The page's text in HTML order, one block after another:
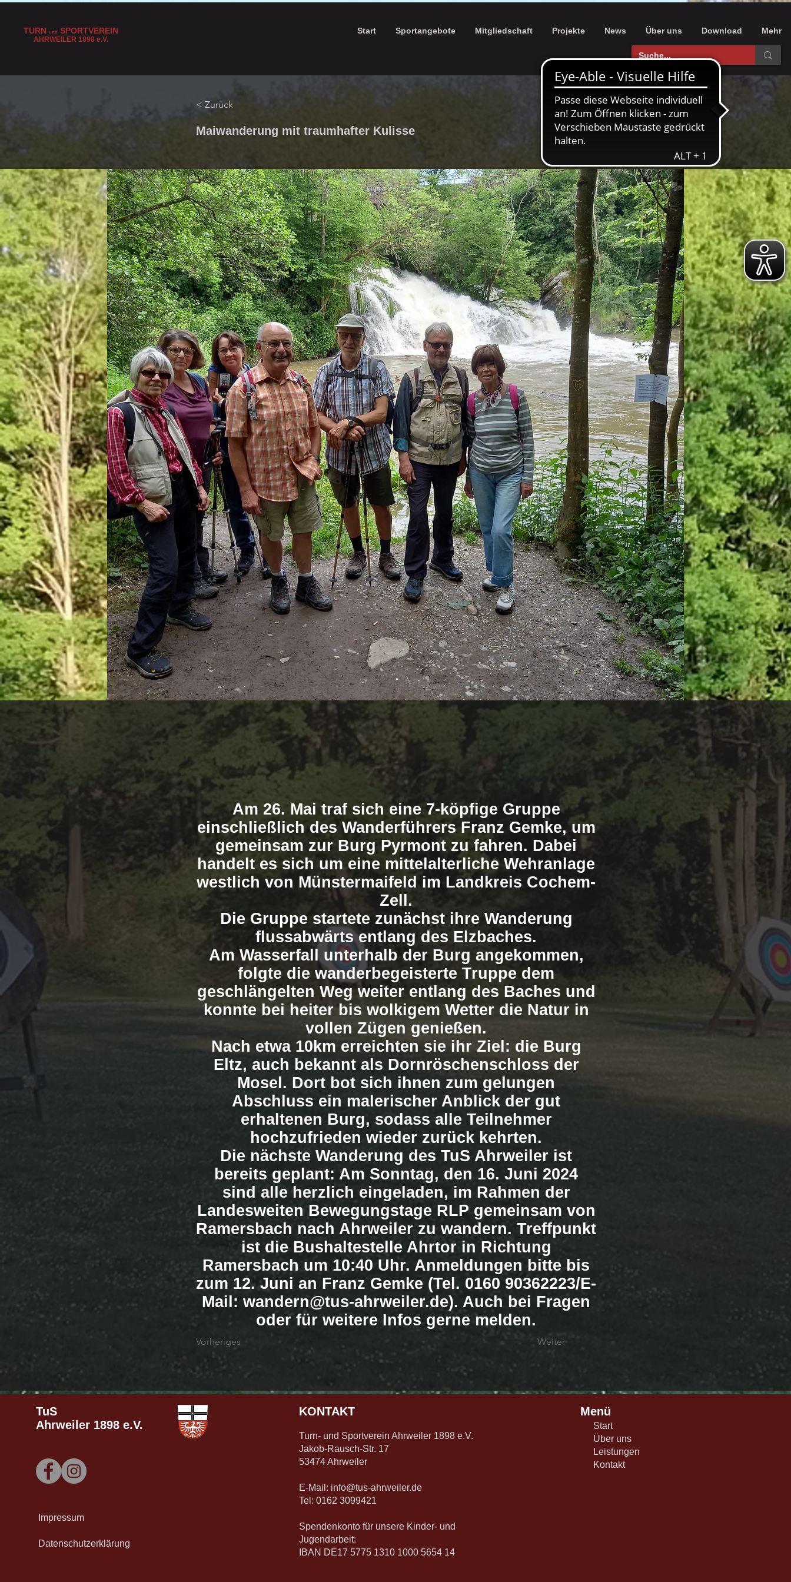
TURN undSPORTVEREIN
AHRWEILER 1898 e.V.
Start Sportangebote Mitgliedschaft Projekte News Über uns Download Mehr
< Zurück
Maiwanderung mit traumhafter Kulisse
Am 26. Mai traf sich eine 7-köpfige Gruppe
einschließlich des Wanderführers Franz Gemke, um
gemeinsam zur Burg Pyrmont zu fahren. Dabei
handelt es sich um eine mittelalterliche Wehranlage
westlich von Münstermaifeld im Landkreis Cochem-
Zell.
Die Gruppe startete zunächst ihre Wanderung
flussabwärts entlang des Elzbaches.
Am Wasserfall unterhalb der Burg angekommen,
folgte die wanderbegeisterte Truppe dem
geschlängelten Weg weiter entlang des Baches und
konnte bei heiter bis wolkigem Wetter die Natur in
vollen Zügen genießen.
Nach etwa 10km erreichten sie ihr Ziel: die Burg
Eltz, auch bekannt als Dornröschenschloss der
Mosel. Dort bot sich ihnen zum gelungen
Abschluss ein malerischer Anblick der gut
erhaltenen Burg, sodass alle Teilnehmer
hochzufrieden wieder zurück kehrten.
Die nächste Wanderung des TuS Ahrweiler ist
bereits geplant: Am Sonntag, den 16. Juni 2024
sind alle herzlich eingeladen, im Rahmen der
Landesweiten Bewegungstage RLP gemeinsam von
Ramersbach nach Ahrweiler zu wandern. Treffpunkt
ist die Bushaltestelle Ahrtor in Richtung
Ramersbach um 10:40 Uhr. Anmeldungen bitte bis
zum 12. Juni an Franz Gemke (Tel. 0160 90362223/E-
Mail: wandern@tus-ahrweiler.de). Auch bei Fragen
oder für weitere Infos gerne melden.
Vorheriges Weiter
TuS
Ahrweiler 1898 e.V.
Impressum
Datenschutzerklärung
KONTAKT
Turn- und Sportverein Ahrweiler 1898 e.V.
Jakob-Rausch-Str. 17
53474 Ahrweiler
E-Mail: info@tus-ahrweiler.de
Tel: 0162 3099421
Spendenkonto für unsere Kinder- und
Jugendarbeit:
IBAN DE17 5775 1310 1000 5654 14
Menü
Start
Über uns
Leistungen
Kontakt